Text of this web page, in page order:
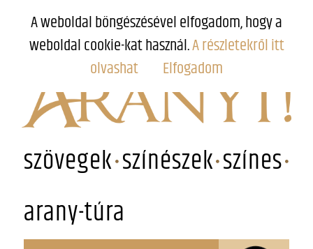
szövegek színészek színes
arany-túra
A weboldal böngészésével elfogadom, hogy a
weboldal cookie-kat használ.A részletekről itt
olvashat
Elfogadom